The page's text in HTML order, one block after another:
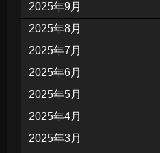
2025年9月
2025年8月
2025年7月
2025年6月
2025年5月
2025年4月
2025年3月